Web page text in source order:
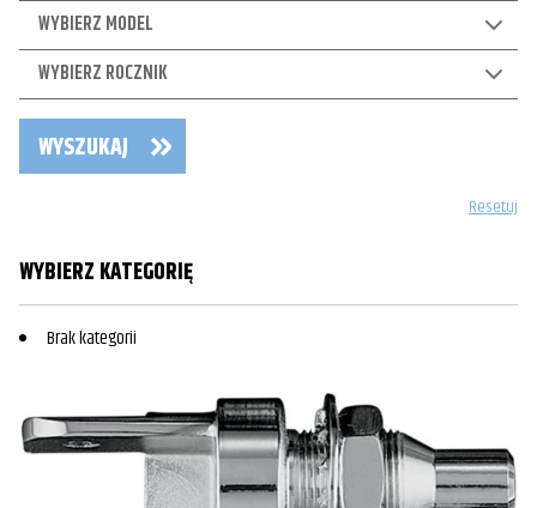
WYBIERZ MODEL
WYBIERZ ROCZNIK
WYSZUKAJ
Resetuj
WYBIERZ KATEGORIĘ
Brak kategorii